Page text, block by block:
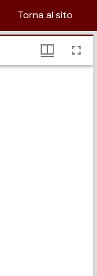
Torna al sito